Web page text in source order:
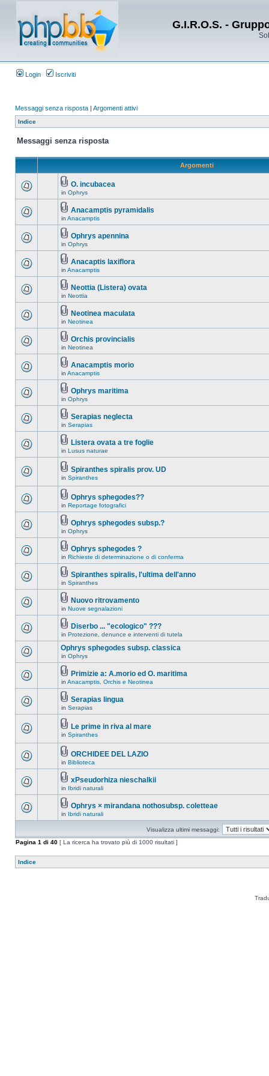
G.I.R.O.S. -
Login Iscriviti
Messaggi senza risposta | Argomenti attivi
Indice
Messaggi senza risposta
Argomenti
O. incubacea
in Ophrys
Anacamptis pyramidalis
in Anacamptis
Ophrys apennina
in Ophrys
Anacaptis laxiflora
in Anacamptis
Neottia (Listera) ovata
in Neottia
Neotinea maculata
in Neotinea
Orchis provincialis
in Neotinea
Anacamptis morio
in Anacamptis
Ophrys maritima
in Ophrys
Serapias neglecta
in Serapias
Listera ovata a tre foglie
in Lusus naturae
Spiranthes spiralis prov. UD
in Spiranthes
Ophrys sphegodes??
in Reportage fotografici
Ophrys sphegodes subsp.?
in Ophrys
Ophrys sphegodes ?
in Richieste di determinazione o di conferma
Spiranthes spiralis, l'ultima dell'anno
in Spiranthes
Nuovo ritrovamento
in Nuove segnalazioni
Diserbo ... "ecologico" ???
in Protezione, denunce e interventi di tutela
Ophrys sphegodes subsp. classica
in Ophrys
Primizie a: A.morio ed O. maritima
in Anacamptis, Orchis e Neotinea
Serapias lingua
in Serapias
Le prime in riva al mare
in Spiranthes
ORCHIDEE DEL LAZIO
in Biblioteca
xPseudorhiza nieschalkii
in Ibridi naturali
Ophrys × mirandana nothosubsp. coletteae
in Ibridi naturali
Visualizza ultimi messaggi:
Pagina 1 di 40 [ La ricerca ha trovato più di 1000 risultati ]
Indice